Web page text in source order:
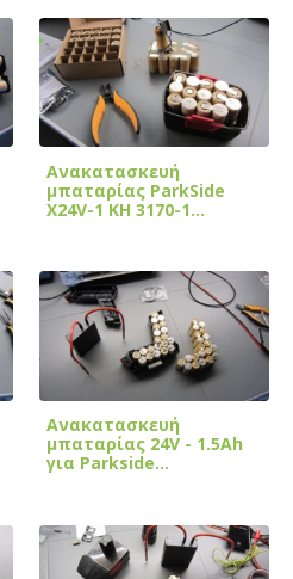
Ανακατασκευή
μπαταρίας ParkSide
X24V-1 KH 3170-1…
Ανακατασκευή
μπαταρίας 24V - 1.5Ah
για Parkside…